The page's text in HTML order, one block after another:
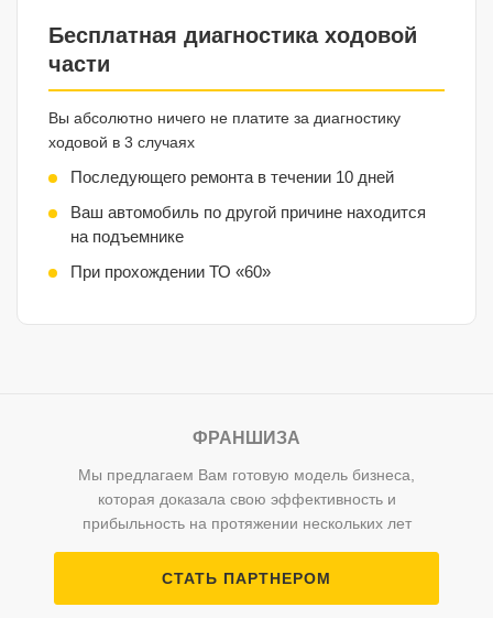
Бесплатная диагностика ходовой
части
Вы абсолютно ничего не платите за диагностику
ходовой в 3 случаях
Последующего ремонта в течении 10 дней
Ваш автомобиль по другой причине находится
на подъемнике
При прохождении ТО «60»
ФРАНШИЗА
Мы предлагаем Вам готовую модель бизнеса,
которая доказала свою эффективность и
прибыльность на протяжении нескольких лет
СТАТЬ ПАРТНЕРОМ